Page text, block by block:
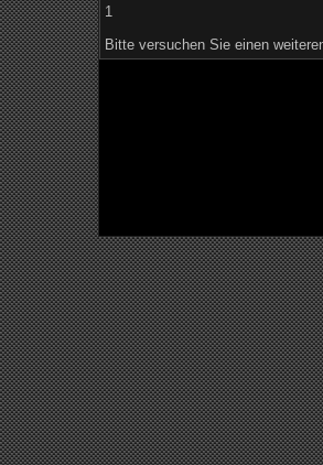
1
Bitte versuchen Sie einen